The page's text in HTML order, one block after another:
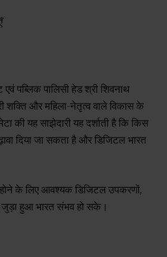
पब्लिक पालिसी हेड श्री शिवनाथ
शक्ति और महिला-नेतृत्व वाले विकास के
की यह साझेदारी यह दर्शाती है कि किस
दिया जा सकता है और डिजिटल भारत
होने के लिए आवश्यक डिजिटल उपकरणों,
हुआ भारत संभव हो सके।